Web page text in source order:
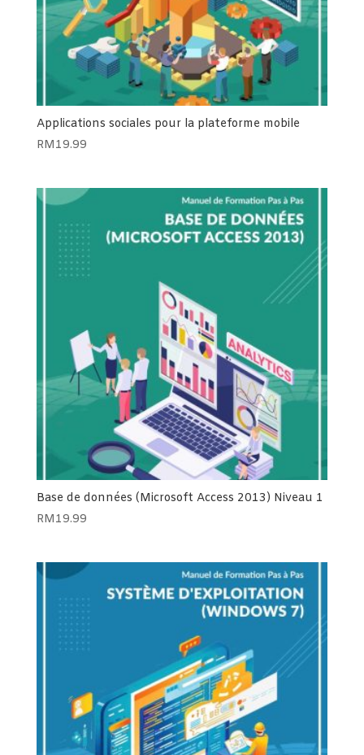
Applications sociales pour la plateforme mobile
RM19.99
Base de données (Microsoft Access 2013) Niveau 1
RM19.99